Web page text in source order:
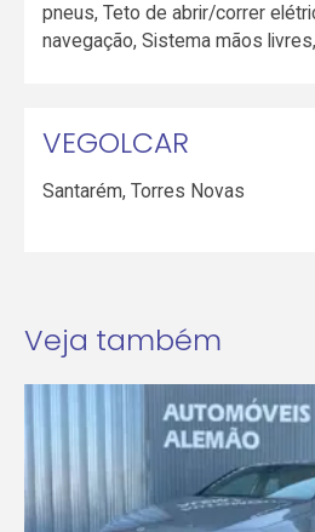
pneus, Teto de abrir/correr
navegação, Sistema mãos
VEGOLCAR
Santarém,Torres Novas
Veja também